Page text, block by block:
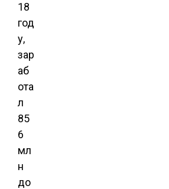
18
год
у,
зар
аб
ота
л
85
6
мл
н
до